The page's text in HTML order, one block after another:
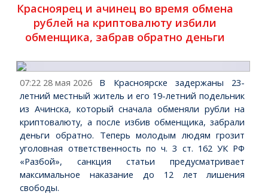
Красноярец и ачинец во время обмена
рублей на криптовалюту избили
обменщика, забрав обратно деньги
07:22 28 мая 2026
В Красноярске задержаны 23-
летний местный житель и его 19-летний подельник
из Ачинска, который сначала обменяли рубли на
криптовалюту, а после избив обменщика, забрали
деньги обратно. Теперь молодым людям грозит
уголовная ответственность по ч. 3 ст. 162 УК РФ
«Разбой», санкция статьи предусматривает
максимальное наказание до 12 лет лишения
свободы.